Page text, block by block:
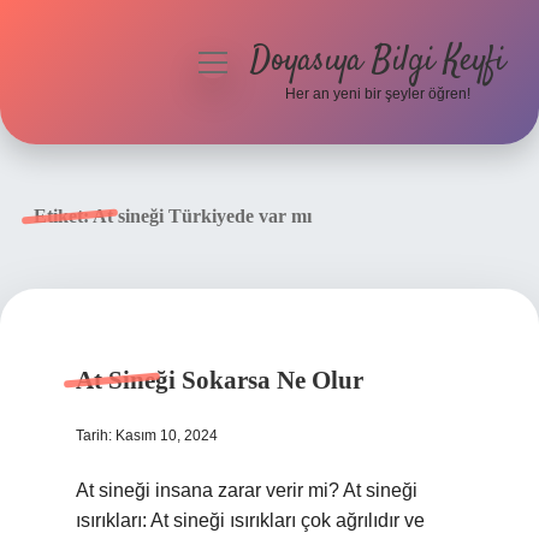
menüyüDoyasıya Bilgi Keyfi
Her an yeni bir şeyler öğren!
Etiket:At sineği Türkiyede var mı
At Sineği Sokarsa Ne Olur
Tarih: Kasım 10, 2024
At sineği insana zarar verir mi? At sineği
ısırıkları: At sineği ısırıkları çok ağrılıdır ve